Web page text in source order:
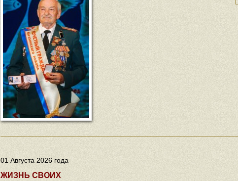
01 Августа 2026 года
ЖИЗНЬ СВОИХ